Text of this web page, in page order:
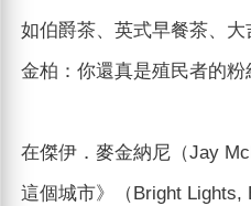
如伯爵茶、英式早餐茶、
金柏：你還真是殖民者的
在傑伊．麥金納尼（Jay
這個城市》（Bright Lights,